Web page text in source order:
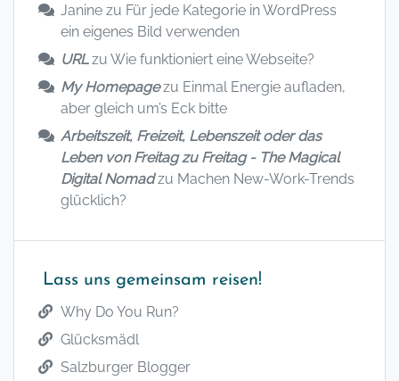
Janine zu Für jede Kategorie in WordPress
ein eigenes Bild verwenden
URLzu Wie funktioniert eine Webseite?
My Homepagezu Einmal Energie aufladen,
aber gleich um’s Eck bitte
Arbeitszeit, Freizeit, Lebenszeit oder das
Leben von Freitag zu Freitag - The Magical
Digital Nomadzu Machen New-Work-Trends
glücklich?
Lass uns gemeinsam reisen!
Why Do You Run?
Glücksmädl
Salzburger Blogger